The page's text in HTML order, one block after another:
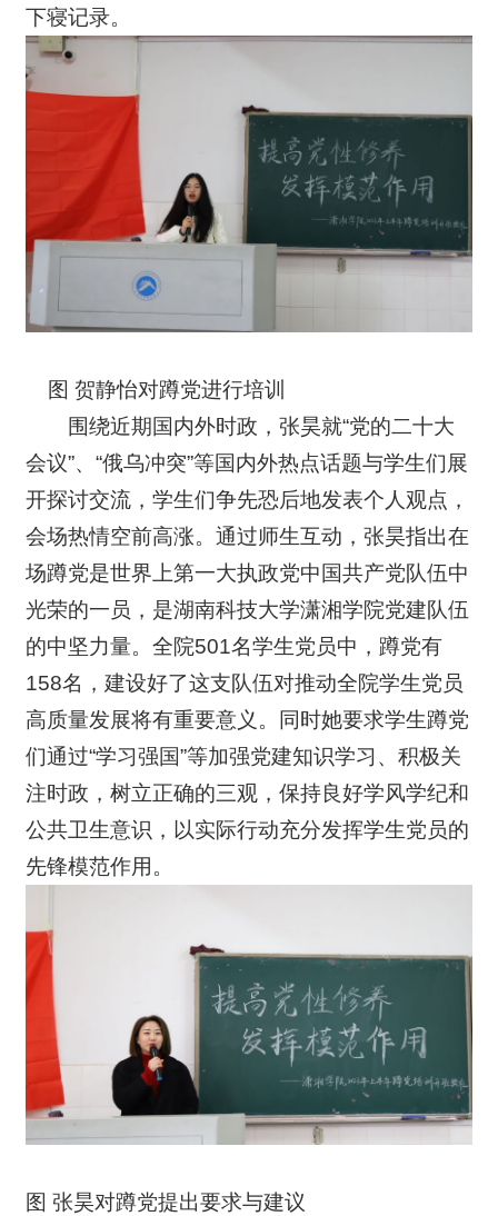
下寝记录。
图 贺静怡对蹲党进行培训
围绕近期国内外时政，张昊就“党的二十大
会议”、“俄乌冲突”等国内外热点话题与学生们展
开探讨交流，学生们争先恐后地发表个人观点，
会场热情空前高涨。通过师生互动，张昊指出在
场蹲党是世界上第一大执政党中国共产党队伍中
光荣的一员，是湖南科技大学潇湘学院党建队伍
的中坚力量。全院501名学生党员中，蹲党有
158名，建设好了这支队伍对推动全院学生党员
高质量发展将有重要意义。同时她要求学生蹲党
们通过“学习强国”等加强党建知识学习、积极关
注时政，树立正确的三观，保持良好学风学纪和
公共卫生意识，以实际行动充分发挥学生党员的
先锋模范作用。
图 张昊对蹲党提出要求与建议